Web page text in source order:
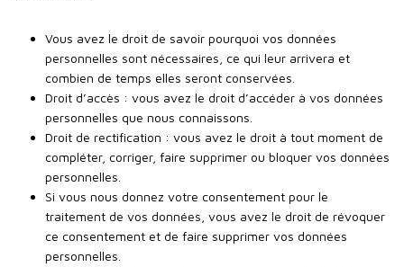
Vous avez le droit de savoir pourquoi vos données
personnelles sont nécessaires, ce qui leur arrivera et
combien de temps elles seront conservées.
Droit d’accès : vous avez le droit d’accéder à vos données
personnelles que nous connaissons.
Droit de rectification : vous avez le droit à tout moment de
compléter, corriger, faire supprimer ou bloquer vos données
personnelles.
Si vous nous donnez votre consentement pour le
traitement de vos données, vous avez le droit de révoquer
ce consentement et de faire supprimer vos données
personnelles.